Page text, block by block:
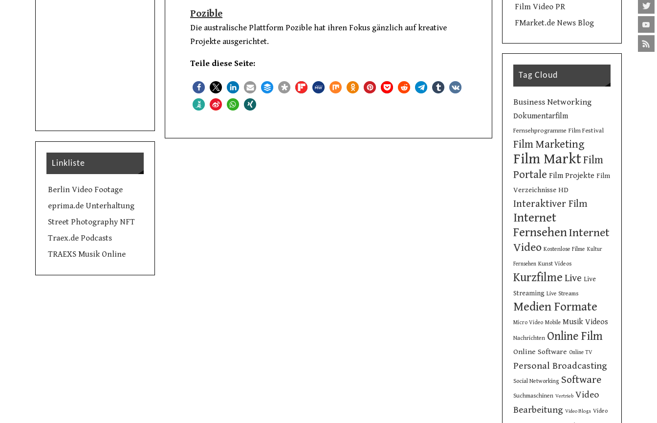
Pozible
Die australische Plattform Pozible hat ihren Fokus gänzlich auf kreative
Projekte ausgerichtet.
Teile diese Seite:
Linkliste
Berlin Video Footage
eprima.de Unterhaltung
Street Photography NFT
Traex.de Podcasts
TRAEXS Musik Online
Film Video PR
FMarket.de News Blog
Tag Cloud
Business Networking
Dokumentarfilm
Fernsehprogramme Film Festival
Film Marketing
Film MarktFilm
Portale Film Projekte Film
Verzeichnisse HD
Interaktiver Film
Internet
FernsehenInternet
Video Kostenlose Filme Kultur
Fernsehen Kunst Videos
Kurzfilme Live Live
Streaming Live Streams
Medien Formate
Micro Video Mobile Musik Videos
Nachrichten Online Film
Online Software Online TV
Personal Broadcasting
Social Networking Software
Suchmaschinen Vertrieb Video
Bearbeitung Video Blogs Video